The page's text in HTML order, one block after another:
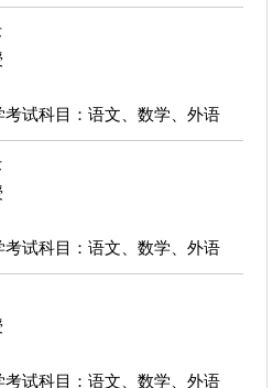
考试科目：语文、数学、外语
考试科目：语文、数学、外语
考试科目：语文、数学、外语